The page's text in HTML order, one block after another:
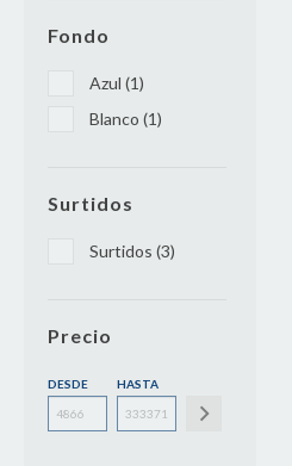
Fondo
Azul (1)
Blanco (1)
Surtidos
Surtidos (3)
Precio
DESDE HASTA